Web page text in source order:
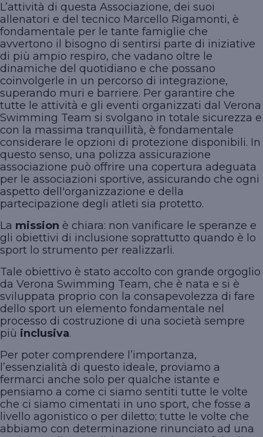
L’attività di questa Associazione, dei suoi
allenatori e del tecnico Marcello Rigamonti, è
fondamentale per le tante famiglie che
avvertono il bisogno di sentirsi parte di iniziative
di più ampio respiro, che vadano oltre le
dinamiche del quotidiano e che possano
coinvolgerle in un percorso di integrazione,
superando muri e barriere. Per garantire che
tutte le attività e gli eventi organizzati dal Verona
Swimming Team si svolgano in totale sicurezza e
con la massima tranquillità, è fondamentale
considerare le opzioni di protezione disponibili. In
questo senso, una polizza assicurazione
associazione può offrire una copertura adeguata
per le associazioni sportive, assicurando che ogni
aspetto dell'organizzazione e della
partecipazione degli atleti sia protetto.
La mission è chiara: non vanificare le speranze e
gli obiettivi di inclusione soprattutto quando è lo
sport lo strumento per realizzarli.
Tale obiettivo è stato accolto con grande orgoglio
da Verona Swimming Team, che è nata e si è
sviluppata proprio con la consapevolezza di fare
dello sport un elemento fondamentale nel
processo di costruzione di una società sempre
più inclusiva.
Per poter comprendere l’importanza,
l’essenzialità di questo ideale, proviamo a
fermarci anche solo per qualche istante e
pensiamo a come ci siamo sentiti tutte le volte
che ci siamo cimentati in uno sport, che fosse a
livello agonistico o per diletto; tutte le volte che
abbiamo con determinazione rinunciato ad una